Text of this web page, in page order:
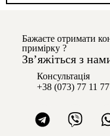
Бажаєте отримати
примірку ?
Звʼяжіться з
Консультація
+38 (073) 77 11